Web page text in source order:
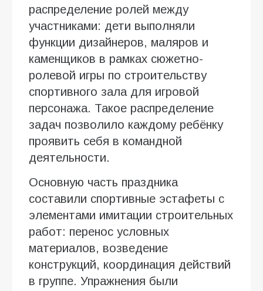
распределение ролей между
участниками: дети выполняли
функции дизайнеров, маляров и
каменщиков в рамках сюжетно-
ролевой игры по строительству
спортивного зала для игровой
персонажа. Такое распределение
задач позволило каждому ребёнку
проявить себя в командной
деятельности.
Основную часть праздника
составили спортивные эстафеты с
элементами имитации строительных
работ: перенос условных
материалов, возведение
конструкций, координация действий
в группе. Упражнения были